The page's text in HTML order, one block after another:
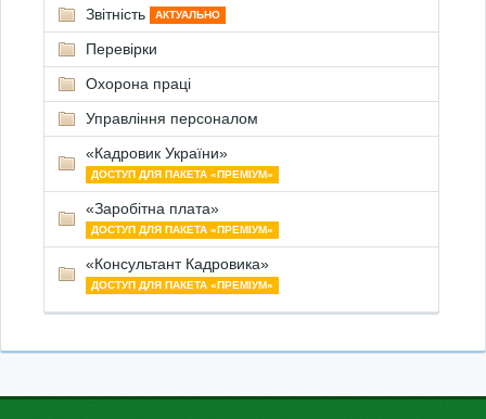
Звітність
АКТУАЛЬНО
Перевірки
Охорона праці
Управління персоналом
«Кадровик України»
ДОСТУП ДЛЯ ПАКЕТА «ПРЕМІУМ»
«Заробітна плата»
ДОСТУП ДЛЯ ПАКЕТА «ПРЕМІУМ»
«Консультант Кадровика»
ДОСТУП ДЛЯ ПАКЕТА «ПРЕМІУМ»